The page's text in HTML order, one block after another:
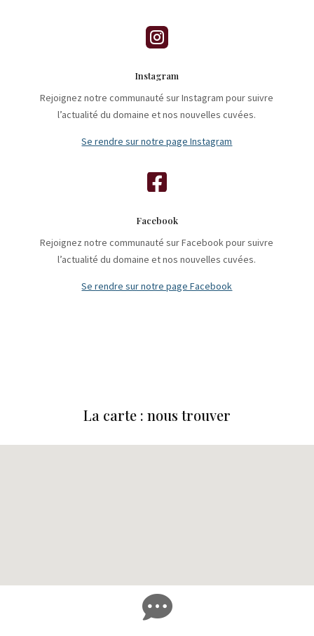

Instagram
Rejoignez notre communauté sur Instagram pour suivre
l’actualité du domaine et nos nouvelles cuvées.
Se rendre sur notre page Instagram

Facebook
Rejoignez notre communauté sur Facebook pour suivre
l’actualité du domaine et nos nouvelles cuvées.
Se rendre sur notre page Facebook
La carte : nous trouver
